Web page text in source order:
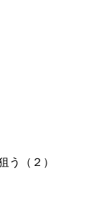
う（２）